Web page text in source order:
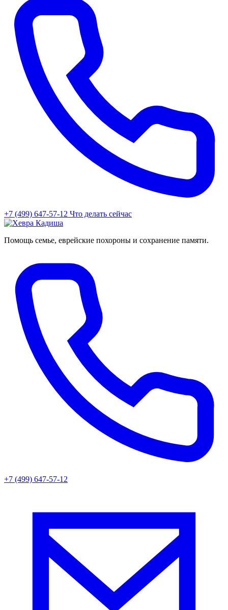
+7 (499) 647-57-12 Что делать сейчас
Помощь семье, еврейские похороны и сохранение памяти.
+7 (499) 647-57-12